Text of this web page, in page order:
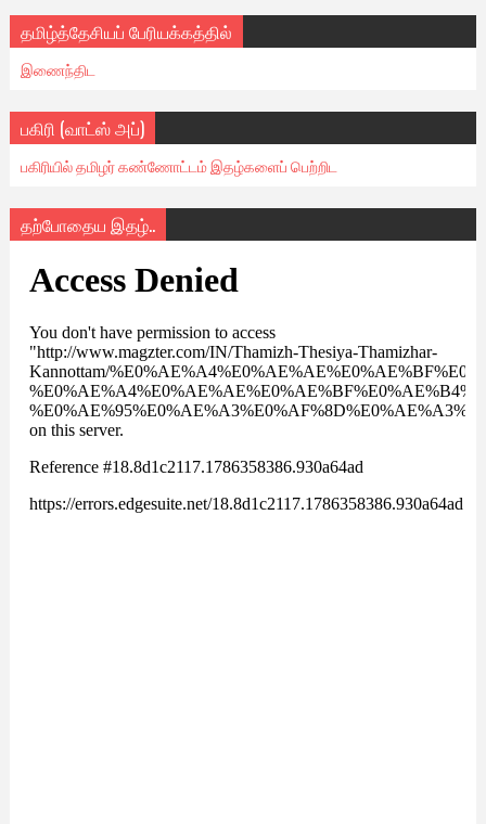
தமிழ்த்தேசியப் பேரியக்கத்தில்
இணைந்திட
பகிரி (வாட்ஸ் அப்)
பகிரியில் தமிழர் கண்ணோட்டம் இதழ்களைப் பெற்றிட
தற்போதைய இதழ்..